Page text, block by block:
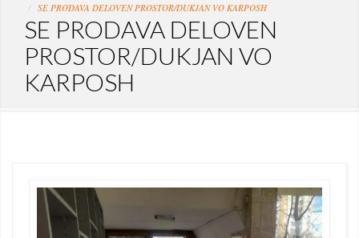
SE PRODAVA DELOVEN PROSTOR/DUKJAN VO KARPOSH
SE PRODAVA DELOVEN
PROSTOR/DUKJAN VO
KARPOSH